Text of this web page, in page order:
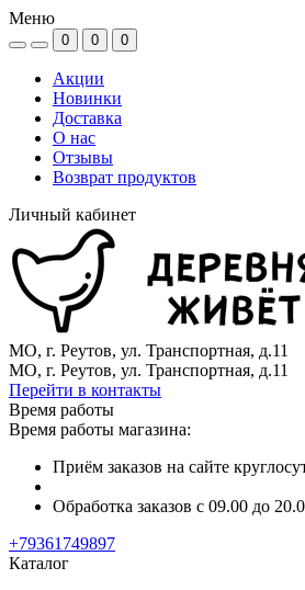
Меню
0 0 0
Акции
Новинки
Доставка
О нас
Отзывы
Возврат продуктов
Личный кабинет
МО, г. Реутов, ул. Транспортная, д.11
МО, г. Реутов, ул. Транспортная, д.11
Перейти в контакты
Время работы
Время работы магазина:
Приём заказов на сайте
Обработка заказов с 09.00 до
+79361749897
Каталог